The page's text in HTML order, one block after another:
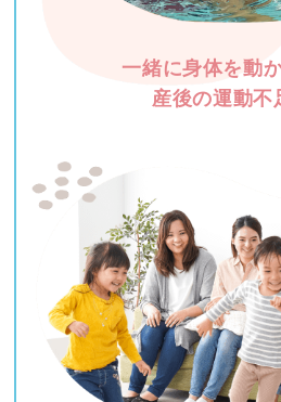
一緒に身体を動
産後の運動不